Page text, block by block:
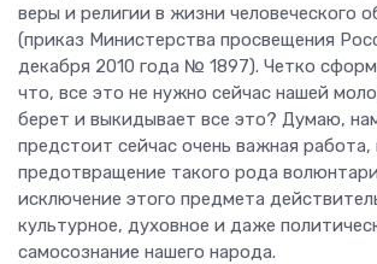
веры и религии в жизни человеческого
(приказ Министерства просвещения
декабря 2010 года № 1897). Четко
что, все это не нужно сейчас нашей
берет и выкидывает все это? Думаю,
предстоит сейчас очень важная работа,
предотвращение такого рода
исключение этого предмета
культурное, духовное и даже
самосознание нашего народа.